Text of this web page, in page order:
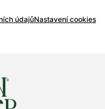
údajůNastavení cookies